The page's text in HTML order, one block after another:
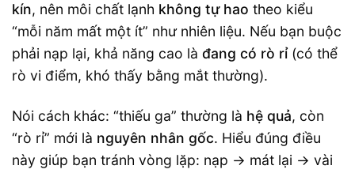
kín, nên môi chất lạnh không tự hao theo kiểu
“mỗi năm mất một ít” như nhiên liệu. Nếu bạn buộc
phải nạp lại, khả năng cao là đang có rò rỉ(có thể
rò vi điểm, khó thấy bằng mắt thường).
Nói cách khác: “thiếu ga” thường là hệ quả, còn
“rò rỉ” mới là nguyên nhân gốc. Hiểu đúng điều
này giúp bạn tránh vòng lặp: nạp → mát lại → vài